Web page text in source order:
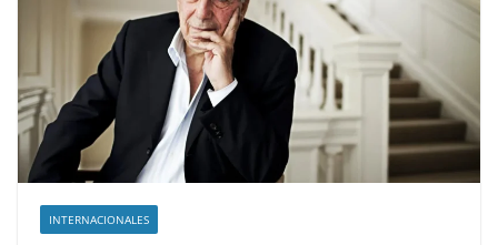
INTERNACIONALES